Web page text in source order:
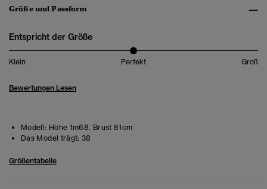
Größe und Passform
Entspricht der Größe
Klein Perfekt Groß
Bewertungen Lesen
Modell: Höhe 1m68. Brust 81cm
Das Model trägt: 38
Größentabelle